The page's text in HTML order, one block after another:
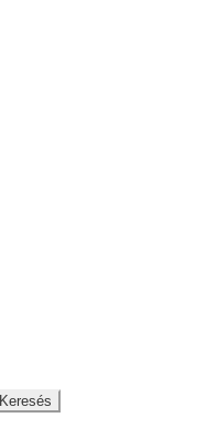
Keresés